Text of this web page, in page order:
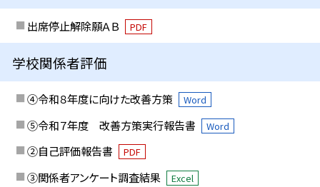
出席停止解除願ＡＢ PDF
学校関係者評価
④令和８年度に向けた改善方策 Word
⑤令和７年度 改善方策実行報告書 Word
②自己評価報告書 PDF
③関係者アンケート調査結果 Excel